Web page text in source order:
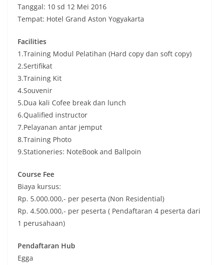
Tanggal: 10 sd 12 Mei 2016
Tempat: Hotel Grand Aston Yogyakarta
Facilities
1.Training Modul Pelatihan (Hard copy dan soft copy)
2.Sertifikat
3.Training Kit
4.Souvenir
5.Dua kali Cofee break dan lunch
6.Qualified instructor
7.Pelayanan antar jemput
8.Training Photo
9.Stationeries: NoteBook and Ballpoin
Course Fee
Biaya kursus:
Rp. 5.000.000,- per peserta (Non Residential)
Rp. 4.500.000,- per peserta ( Pendaftaran 4 peserta dari
1 perusahaan)
Pendaftaran Hub
Egga